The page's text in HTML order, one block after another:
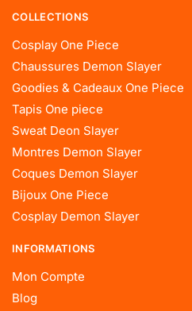
COLLECTIONS
Cosplay One Piece
Chaussures Demon Slayer
Goodies & Cadeaux One Piece
Tapis One piece
Sweat Deon Slayer
Montres Demon Slayer
Coques Demon Slayer
Bijoux One Piece
Cosplay Demon Slayer
INFORMATIONS
Mon Compte
Blog